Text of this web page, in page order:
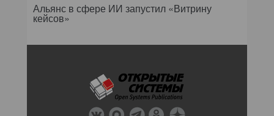
Альянс в сфере ИИ запустил «Витрину
кейсов»